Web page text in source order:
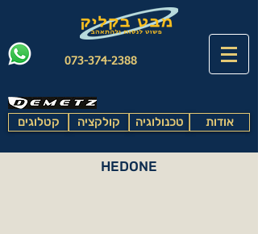
073-374-2388
קטלוגים קולקציה טכנולוגיה אודות
HEDONE